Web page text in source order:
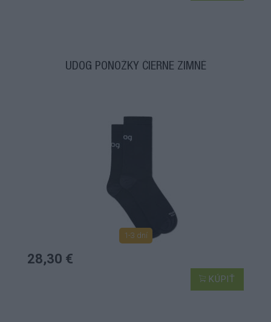
UDOG PONOŽKY ČIERNE ZIMNÉ
1-3 dní
28,30 €
KÚPIŤ